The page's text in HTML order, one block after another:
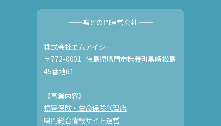
──鳴との門運営会社 ──
株式会社エムアイシー
〒772-0001 徳島県鳴門市撫養町黒崎松島
45番地61
【事業内容】
損害保険・生命保険代理店
鳴門総合情報サイト運営